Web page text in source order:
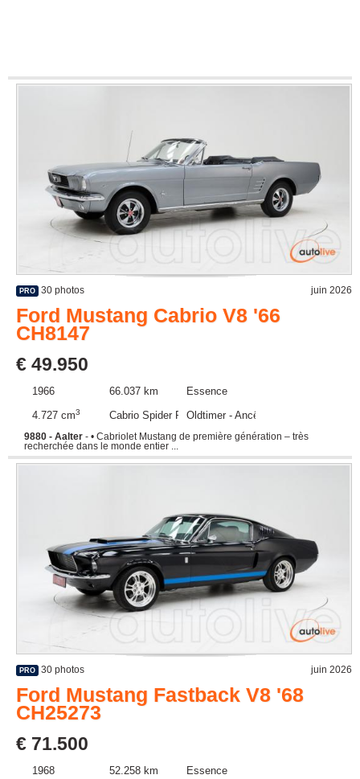
PRO 30 photos juin 2026
Ford Mustang Cabrio V8 '66
CH8147
€ 49.950
1966 66.037 km
Essence
4.727 cm3 Cabrio Spider RoadsterOldtimer - Ancêtre
9880 - Aalter - • Cabriolet Mustang de première génération – très
recherchée dans le monde entier ...
PRO 30 photos juin 2026
Ford Mustang Fastback V8 '68
CH25273
€ 71.500
1968 52.258 km Essence